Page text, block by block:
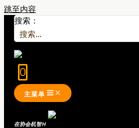
跳至内容
搜索：
0
主菜单
在协会机智H